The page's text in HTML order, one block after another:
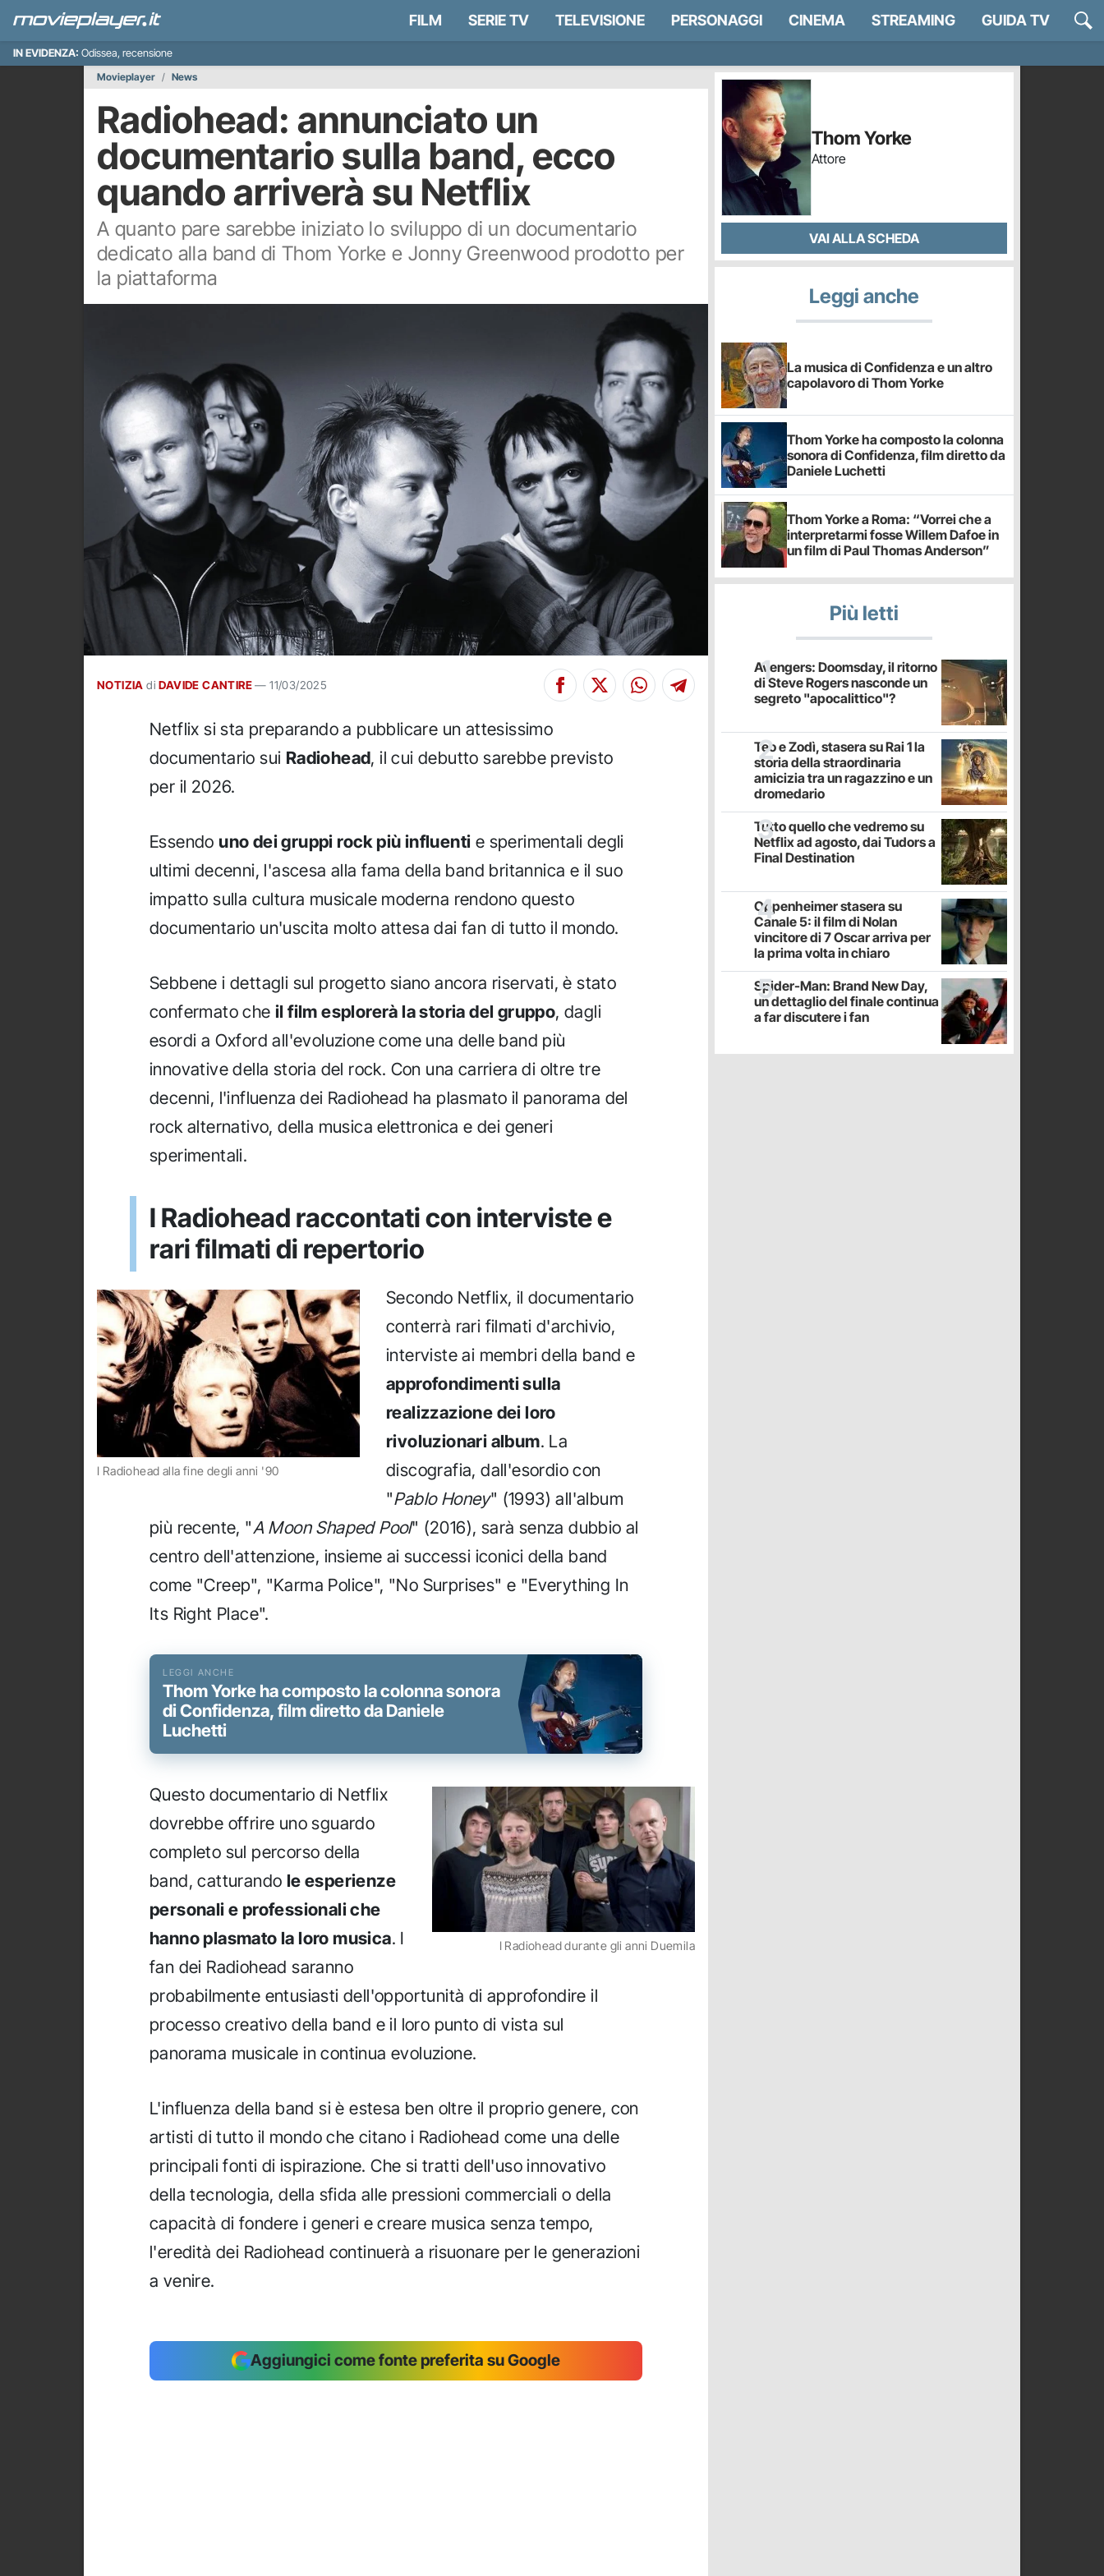
FILM SERIE TV TELEVISIONE PERSONAGGI CINEMA STREAMING GUIDA TV
IN EVIDENZA: Odissea, recensione
Movieplayer
News
Radiohead: annunciato un
documentario sulla band, ecco
quando arriverà su Netflix
A quanto pare sarebbe iniziato lo sviluppo di un documentario
dedicato alla band di Thom Yorke e Jonny Greenwood prodotto per
la piattaforma
NOTIZIA di DAVIDE CANTIRE—11/03/2025
Netflix si sta preparando a pubblicare un attesissimo
documentario sui Radiohead, il cui debutto sarebbe previsto
per il 2026.
Essendo uno dei gruppi rock più influenti e sperimentali degli
ultimi decenni, l'ascesa alla fama della band britannica e il suo
impatto sulla cultura musicale moderna rendono questo
documentario un'uscita molto attesa dai fan di tutto il mondo.
Sebbene i dettagli sul progetto siano ancora riservati, è stato
confermato che il film esplorerà la storia del gruppo, dagli
esordi a Oxford all'evoluzione come una delle band più
innovative della storia del rock. Con una carriera di oltre tre
decenni, l'influenza dei Radiohead ha plasmato il panorama del
rock alternativo, della musica elettronica e dei generi
sperimentali.
I Radiohead raccontati con interviste e
rari filmati di repertorio
I Radiohead alla fine degli anni '90
Secondo Netflix, il documentario
conterrà rari filmati d'archivio,
interviste ai membri della band e
approfondimenti sulla
realizzazione dei loro
rivoluzionari album. La
discografia, dall'esordio con
"Pablo Honey" (1993) all'album
più recente, "A Moon Shaped Pool" (2016), sarà senza dubbio al
centro dell'attenzione, insieme ai successi iconici della band
come "Creep", "Karma Police", "No Surprises" e "Everything In
Its Right Place".
Thom Yorke ha composto la colonna sonora
di Confidenza, film diretto da Daniele
Luchetti
I Radiohead durante gli anni Duemila
Questo documentario di Netflix
dovrebbe offrire uno sguardo
completo sul percorso della
band, catturando le esperienze
personali e professionali che
hanno plasmato la loro musica. I
fan dei Radiohead saranno
probabilmente entusiasti dell'opportunità di approfondire il
processo creativo della band e il loro punto di vista sul
panorama musicale in continua evoluzione.
L'influenza della band si è estesa ben oltre il proprio genere, con
artisti di tutto il mondo che citano i Radiohead come una delle
principali fonti di ispirazione. Che si tratti dell'uso innovativo
della tecnologia, della sfida alle pressioni commerciali o della
capacità di fondere i generi e creare musica senza tempo,
l'eredità dei Radiohead continuerà a risuonare per le generazioni
a venire.
Aggiungici come fonte preferita su Google
Thom Yorke
Attore
VAI ALLA SCHEDA
Leggi anche
La musica di Confidenza e un altro
capolavoro di Thom Yorke
Thom Yorke ha composto la colonna
sonora di Confidenza, film diretto da
Daniele Luchetti
Thom Yorke a Roma: “Vorrei che a
interpretarmi fosse Willem Dafoe in
un film di Paul Thomas Anderson”
Più letti
Avengers: Doomsday, il ritorno
di Steve Rogers nasconde un
segreto "apocalittico"?
Teo e Zodì, stasera su Rai 1 la
storia della straordinaria
amicizia tra un ragazzino e un
dromedario
Tutto quello che vedremo su
Netflix ad agosto, dai Tudors a
Final Destination
Oppenheimer stasera su
Canale 5: il film di Nolan
vincitore di 7 Oscar arriva per
la prima volta in chiaro
Spider-Man: Brand New Day,
un dettaglio del finale continua
a far discutere i fan